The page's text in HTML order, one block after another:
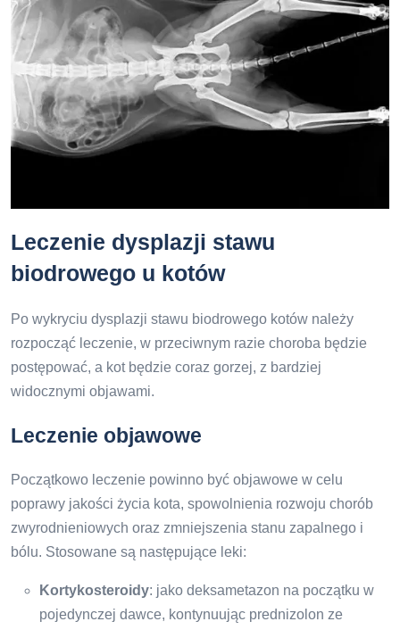
Leczenie dysplazji stawu
biodrowego u kotów
Po wykryciu dysplazji stawu biodrowego kotów należy
rozpocząć leczenie, w przeciwnym razie choroba będzie
postępować, a kot będzie coraz gorzej, z bardziej
widocznymi objawami.
Leczenie objawowe
Początkowo leczenie powinno być objawowe w celu
poprawy jakości życia kota, spowolnienia rozwoju chorób
zwyrodnieniowych oraz zmniejszenia stanu zapalnego i
bólu. Stosowane są następujące leki:
Kortykosteroidy: jako deksametazon na początku w
pojedynczej dawce, kontynuując prednizolon ze